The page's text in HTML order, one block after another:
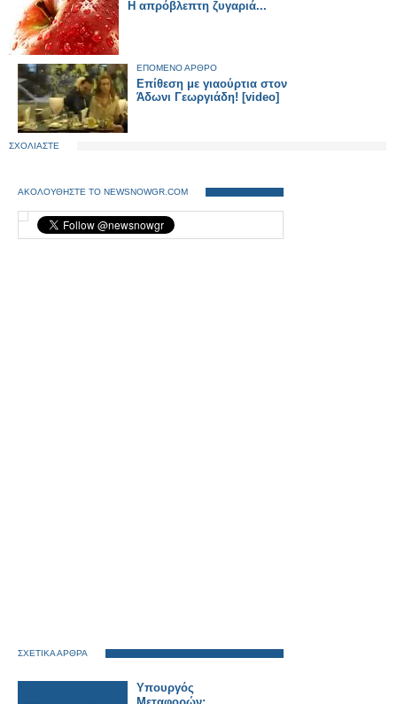
H απρόβλεπτη ζυγαριά...
ΕΠΟΜΕΝΟ ΑΡΘΡΟ
Επίθεση με γιαούρτια στον
Άδωνι Γεωργιάδη! [video]
ΣΧΟΛΙΑΣΤΕ
ΑΚΟΛΟΥΘΗΣΤΕ ΤΟ NEWSNOWGR.COM
ΣΧΕΤΙΚΑ ΑΡΘΡΑ
Υπουργός